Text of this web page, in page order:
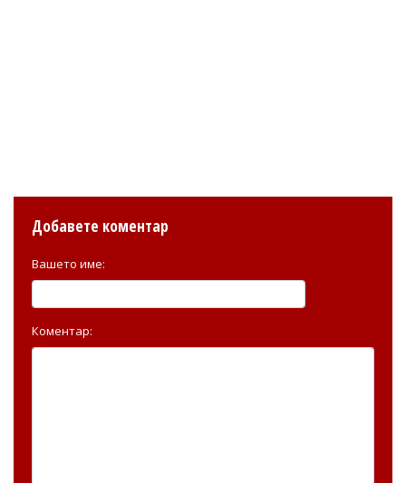
Добавете коментар
Вашето име:
Коментар: